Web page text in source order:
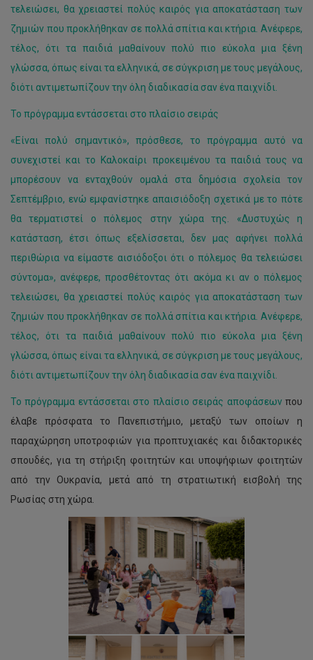
τελειώσει, θα χρειαστεί πολύς καιρός για αποκατάσταση των
ζημιών που προκλήθηκαν σε πολλά σπίτια και κτήρια. Ανέφερε,
τέλος, ότι τα παιδιά μαθαίνουν πολύ πιο εύκολα μια ξένη
γλώσσα, όπως είναι τα ελληνικά, σε σύγκριση με τους μεγάλους,
διότι αντιμετωπίζουν την όλη διαδικασία σαν ένα παιχνίδι.
Το πρόγραμμα εντάσσεται στο πλαίσιο σειράς
«Είναι πολύ σημαντικό», πρόσθεσε, το πρόγραμμα αυτό να
συνεχιστεί και το Καλοκαίρι προκειμένου τα παιδιά τους να
μπορέσουν να ενταχθούν ομαλά στα δημόσια σχολεία τον
Σεπτέμβριο, ενώ εμφανίστηκε απαισιόδοξη σχετικά με το πότε
θα τερματιστεί ο πόλεμος στην χώρα της. «Δυστυχώς η
κατάσταση, έτσι όπως εξελίσσεται, δεν μας αφήνει πολλά
περιθώρια να είμαστε αισιόδοξοι ότι ο πόλεμος θα τελειώσει
σύντομα», ανέφερε, προσθέτοντας ότι ακόμα κι αν ο πόλεμος
τελειώσει, θα χρειαστεί πολύς καιρός για αποκατάσταση των
ζημιών που προκλήθηκαν σε πολλά σπίτια και κτήρια. Ανέφερε,
τέλος, ότι τα παιδιά μαθαίνουν πολύ πιο εύκολα μια ξένη
γλώσσα, όπως είναι τα ελληνικά, σε σύγκριση με τους μεγάλους,
διότι αντιμετωπίζουν την όλη διαδικασία σαν ένα παιχνίδι.
Το πρόγραμμα εντάσσεται στο πλαίσιο σειράς αποφάσεωνπου
έλαβε πρόσφατα το Πανεπιστήμιο, μεταξύ των οποίων η
παραχώρηση υποτροφιών για προπτυχιακές και διδακτορικές
σπουδές, για τη στήριξη φοιτητών και υποψήφιων φοιτητών
από την Ουκρανία, μετά από τη στρατιωτική εισβολή της
Ρωσίας στη χώρα.